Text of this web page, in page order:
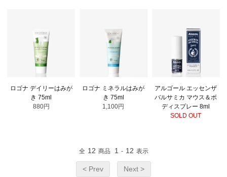
ロゴナ デイリーはみが
き 75ml
880円
ロゴナ ミネラルはみが
き 75ml
1,100円
アルゴール エッセンザ
バルサミカ マウス＆ボ
ディスプレー 8ml
SOLD OUT
全 12 商品 1 - 12 表示
< Prev Next >